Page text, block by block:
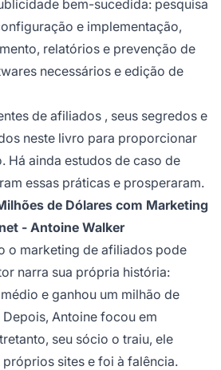
bem-sucedida: pesquisa
e implementação,
relatórios e prevenção de
necessários e edição de
deafiliados , seus segredos e
neste livro para proporcionar
Há ainda estudos de caso de
essas práticas e prosperaram.
de Dólares com Marketing
- Antoine Walker
o marketing de afiliados pode
narra sua própria história:
e ganhou um milhão de
Antoine focou em
seu sócio o traiu, ele
sites e foi à falência.